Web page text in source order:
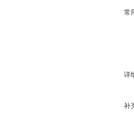
常
详
补